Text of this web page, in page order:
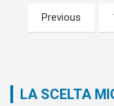
Paginazione
degli
Previous
LA SCELTA